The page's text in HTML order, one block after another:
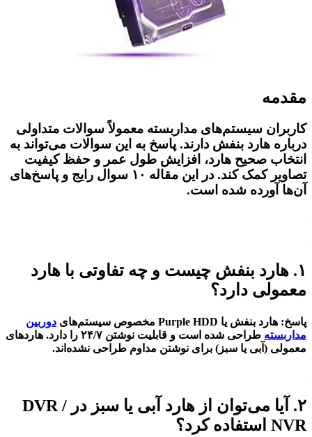
مقدمه
کاربران سیستم‌های مداربسته معمولاً سوالات متداولی
درباره هارد بنفش دارند. پاسخ به این سوالات می‌تواند به
انتخاب صحیح هارد، افزایش طول عمر و حفظ کیفیت
تصاویر کمک کند. در این مقاله ۱۰ سوال رایج و پاسخ‌های
آن‌ها آورده شده است.
۱. هارد بنفش چیست و چه تفاوتی با هارد
معمولی دارد؟
پاسخ: هارد بنفش یا Purple HDD مخصوص سیستم‌های
دوربین
مداربسته طراحی شده است و قابلیت نوشتن ۲۴/۷ را دارد. هاردهای
معمولی (آبی یا سبز) برای نوشتن مداوم طراحی نشده‌اند.
۲. آیا می‌توان از هارد آبی یا سبز در DVR /
NVR استفاده کرد؟